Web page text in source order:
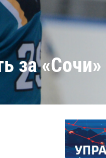
за «Сочи»